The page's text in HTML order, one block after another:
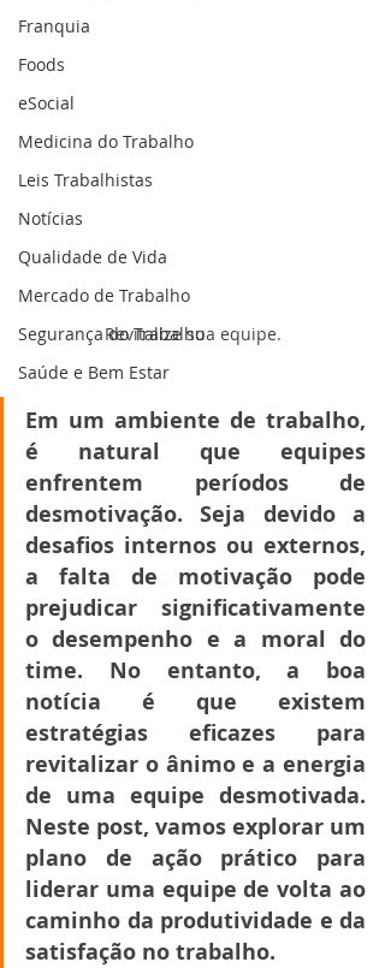
Franquia
Foods
eSocial
Medicina do Trabalho
Leis Trabalhistas
Notícias
Qualidade de Vida
Mercado de Trabalho
Segurança do Trabalho
Saúde e Bem Estar
Revitalize sua equipe.
Em um ambiente de trabalho,
é natural que equipes
enfrentem períodos de
desmotivação. Seja devido a
desafios internos ou externos,
a falta de motivação pode
prejudicar significativamente
o desempenho e a moral do
time. No entanto, a boa
notícia é que existem
estratégias eficazes para
revitalizar o ânimo e a energia
de uma equipe desmotivada.
Neste post, vamos explorar um
plano de ação prático para
liderar uma equipe de volta ao
caminho da produtividade e da
satisfação no trabalho.